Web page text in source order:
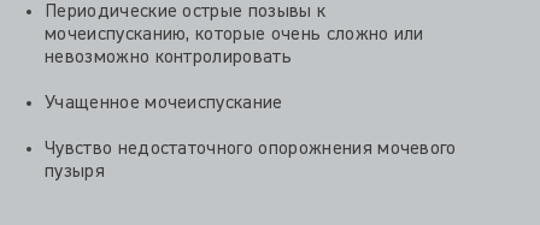
Периодические острые позывы к
мочеиспусканию, которые очень сложно или
невозможно контролировать
Учащенное мочеиспускание
Чувство недостаточного опорожнения мочевого
пузыря